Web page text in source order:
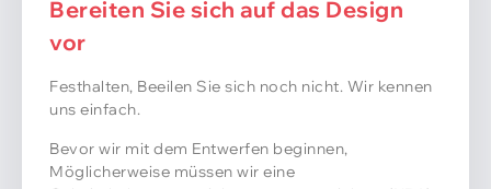
Präsentation
Jetzt denke ich, dass es die Phase ist, in der wir uns
beide über etwas einig sind.
Unser Team erstellt ein detailliertes 3D-Modell des
EVA-Gehäuses. Durch Überprüfung des 3D-
Modells, Sie können letzte Änderungen vornehmen,
bevor wir mit der Werkzeugphase fortfahren